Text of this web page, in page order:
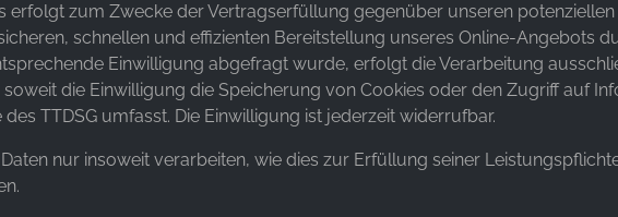
erfolgt zum Zwecke der Vertragserfüllung gegenüber unseren potenziellen
schnellen und effizienten Bereitstellung unseres Online-Angebots
Einwilligung abgefragt wurde, erfolgt die Verarbeitung
soweit die Einwilligung die Speicherung von Cookies oder den Zugriff auf
des TTDSG umfasst. Die Einwilligung ist jederzeit widerrufbar.
nur insoweit verarbeiten, wie dies zur Erfüllung seiner